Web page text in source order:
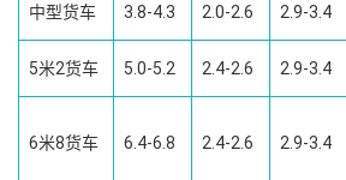
中型货车 3.8-4.3 2.0-2.6 2.9-3.4
5米2货车 5.0-5.2 2.4-2.6 2.9-3.4
6米8货车 6.4-6.8 2.4-2.6 2.9-3.4